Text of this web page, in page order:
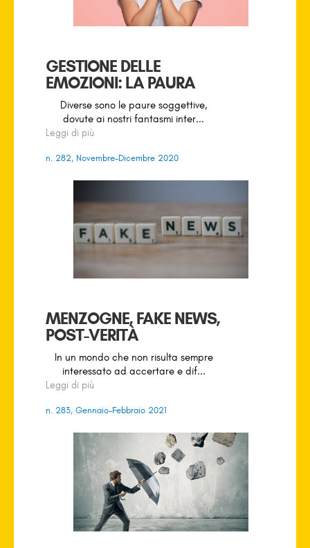
GESTIONE DELLE
EMOZIONI: LA PAURA
Diverse sono le paure soggettive,
dovute ai nostri fantasmi inter...
Leggi di più
n. 282, Novembre-Dicembre 2020
MENZOGNE, FAKE NEWS,
POST-VERITÀ
In un mondo che non risulta sempre
interessato ad accertare e dif...
Leggi di più
n. 283, Gennaio-Febbraio 2021